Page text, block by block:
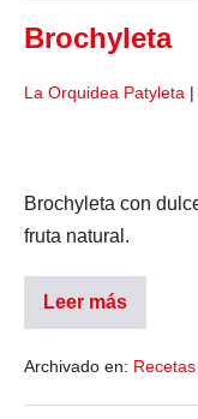
Brochyleta
La Orquidea Patyleta |
Brochyleta con
fruta natural.
Leer más
Archivado en: Recetas